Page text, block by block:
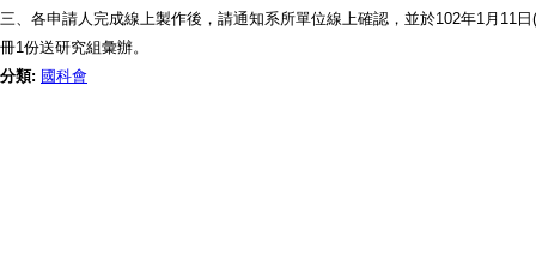
三、各申請人完成線上製作後，請通知系所單位線上確認，並於102年1月11
冊1份送研究組彙辦。
分類: 國科會